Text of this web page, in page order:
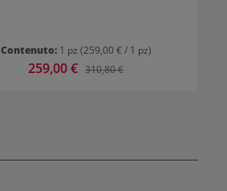
Contenuto: 1 pz (259,00 € / 1 pz)
Prezzo di vendita:
259,00 € Prezzo normale:
310,80 €